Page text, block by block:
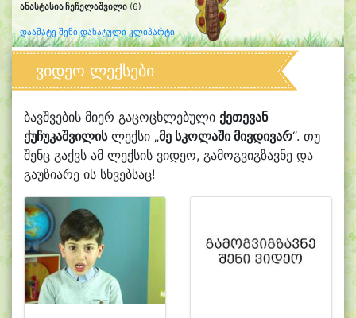
ანასტასია ჩეჩელაშვილი (6)
დაამატე შენი დახატული კლიპარტი
ვიდეო ლექსები
ბავშვების მიერ გაცოცხლებული ქეთევან
ქუჩუკაშვილისლექსი „მე სკოლაში მივდივარ“. თუ
შენც გაქვს ამ ლექსის ვიდეო, გამოგვიგზავნე და
გაუზიარე ის სხვებსაც!